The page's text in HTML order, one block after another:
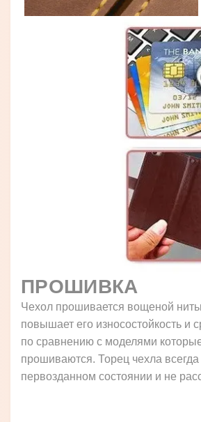
ПРОШИВКА
Чехол прошивается вощеной
повышает его износостойкость и
по сравнению с моделями
прошиваются. Торец чехла всегда
первозданном состоянии и не